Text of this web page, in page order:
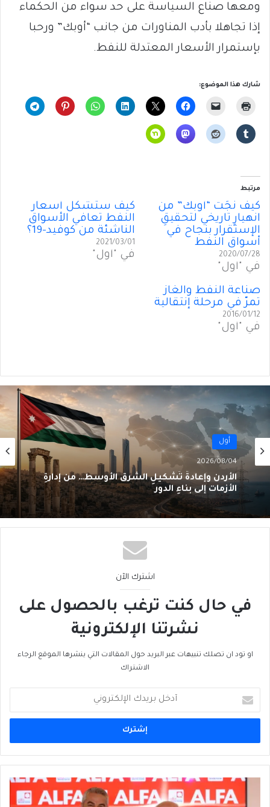
ومعها صناع السياسة على حد سواء من الحكماء
إذا تجاهلا بأدب المناورات من جانب “أوبك” ورحبا
بإستمرار الأسعار المعتدلة للنفط.
شارك هذا الموضوع:
مرتبط
كيف نَجَت “أوبك” من
انهيارٍ تاريخي لتحقيقِ
الإستقرار بنجاح في
أسواق النفط
2020/07/28
في "أول"
كيف ستُشكّل أسعار
النفط تعافي الأسواق
الناشئة من كوفيد-19؟
2021/03/01
في "أول"
صناعة النفط والغاز
تمرّ في مرحلة إنتقالية
2016/01/12
في "أول"
أول
2026/08/04
الأردن وإعادةُ تَشكيلِ الشرق الأوسط… من إدارةِ
الأزمات إلى بناءِ الدور
اشترك الآن
في حال كنت ترغب بالحصول على
نشرتنا الإلكترونية
او تود ان تصلك تنبيهات عبر البريد حول المقالات التي ينشرها الموقع الرجاء
الاشتراك
بريدك
الإلكتروني
شركة